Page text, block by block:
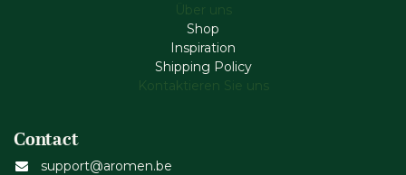
Über uns
Shop
Inspiration
Shipping Policy
Kontaktieren Sie uns
Contact
support@aromen.be